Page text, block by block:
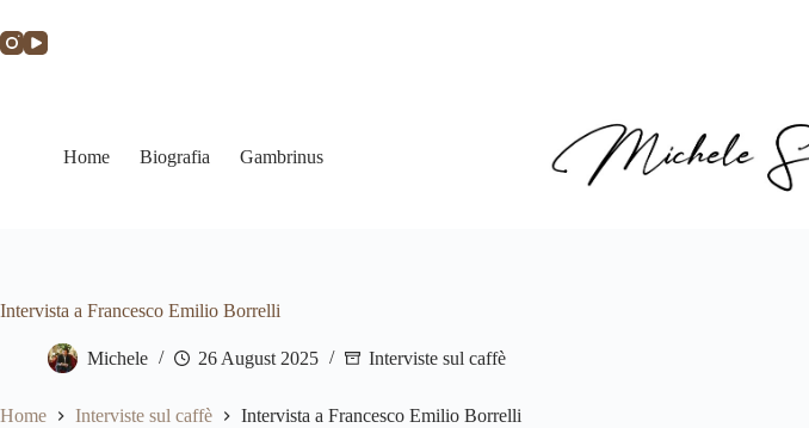
Home Biografia Gambrinus
Intervista a Francesco Emilio Borrelli
Michele 26 August 2025 Interviste sul caffè
Home Interviste sul caffè Intervista a Francesco Emilio Borrelli